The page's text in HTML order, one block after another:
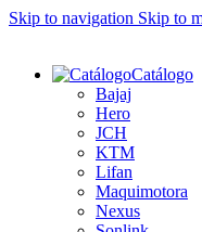
Skip to navigation Skip to
Catálogo
Bajaj
Hero
JCH
KTM
Lifan
Maquimotora
Nexus